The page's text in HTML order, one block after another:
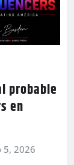
probable
en
5, 2026